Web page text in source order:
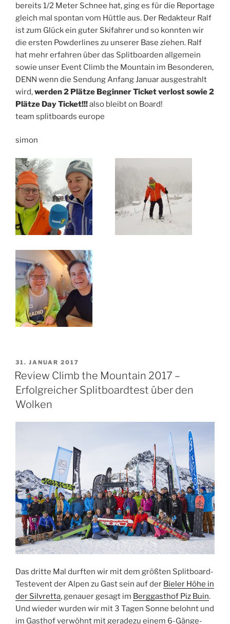
bereits 1/2 Meter Schnee hat, ging es für die Reportage
gleich mal spontan vom Hüttle aus. Der Redakteur Ralf
ist zum Glück ein guter Skifahrer und so konnten wir
die ersten Powderlines zu unserer Base ziehen. Ralf
hat mehr erfahren über das Splitboarden allgemein
sowie unser Event Climb the Mountain im Besonderen,
DENN wenn die Sendung Anfang Januar ausgestrahlt
wird,werden 2 Plätze Beginner Ticket verlost sowie 2
Plätze Day Ticket!!!also bleibt on Board!
team splitboards europe
simon
VERÖFFENTLICHT
AM
31. JANUAR 2017
Review Climb the Mountain 2017 –
Erfolgreicher Splitboardtest über den
Wolken
Das dritte Mal durften wir mit dem größten Splitboard-
Testevent der Alpen zu Gast sein auf der Bieler Höhe in
der Silvretta, genauer gesagt im Berggasthof Piz Buin.
Und wieder wurden wir mit 3 Tagen Sonne belohnt und
im Gasthof verwöhnt mit geradezu einem 6-Gänge-